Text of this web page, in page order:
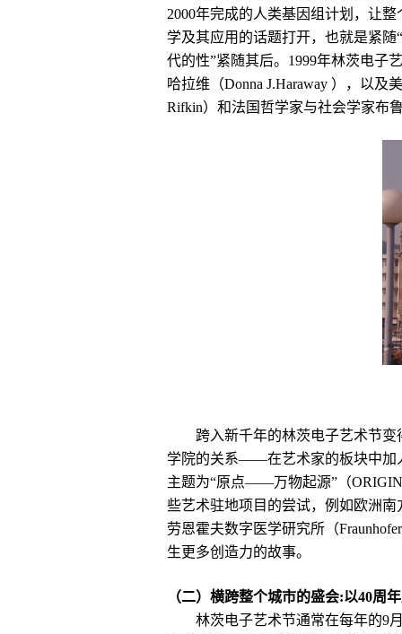
2000年完成的人类基因组计划，让
学及其应用的话题打开，也就是紧
代的性”紧随其后。1999年林茨电子
哈拉维（Donna J.Haraway ），以及
Rifkin）和法国哲学家与社会学家布
跨入新千年的林茨电子艺术节
学院的关系——在艺术家的板块中加
主题为“原点——万物起源”（
些艺术驻地项目的尝试，例如欧洲南
劳恩霍夫数字医学研究所（
生更多创造力的故事。
（二）横跨整个城市的盛会:以40周
林茨电子艺术节通常在每年的9